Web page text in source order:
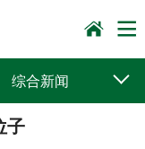
综合新闻
普遍服务
子